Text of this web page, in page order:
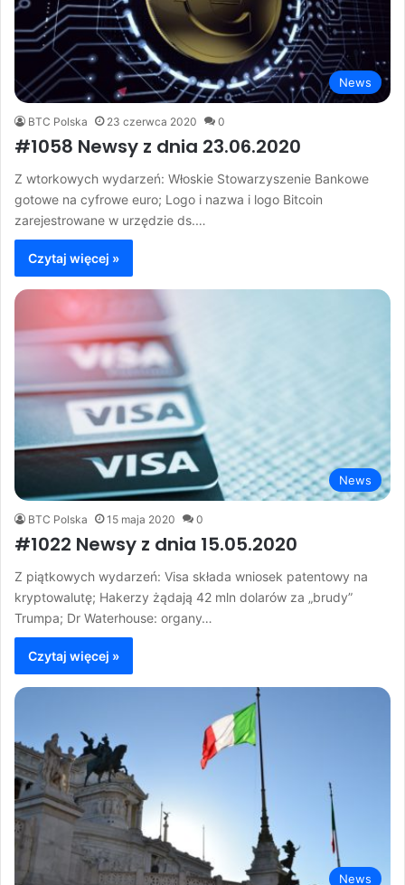
News
BTC Polska 23 czerwca 2020 0
#1058 Newsy z dnia 23.06.2020
Z wtorkowych wydarzeń: Włoskie Stowarzyszenie Bankowe
gotowe na cyfrowe euro; Logo i nazwa i logo Bitcoin
zarejestrowane w urzędzie ds.…
Czytaj więcej »
News
BTC Polska 15 maja 2020 0
#1022 Newsy z dnia 15.05.2020
Z piątkowych wydarzeń: Visa składa wniosek patentowy na
kryptowalutę; Hakerzy żądają 42 mln dolarów za „brudy”
Trumpa; Dr Waterhouse: organy…
Czytaj więcej »
News